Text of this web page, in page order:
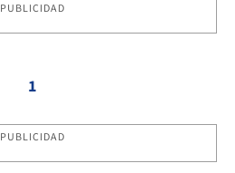
PUBLICIDAD
1
PUBLICIDAD